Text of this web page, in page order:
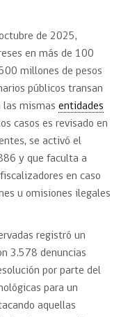
de 2025,
en más de 100
millones de pesos
públicos transan
las mismas entidades
casos es revisado en
se activó el
y que faculta a
en caso
u omisiones ilegales
registró un
3.578 denuncias
por parte del
para un
aquellas